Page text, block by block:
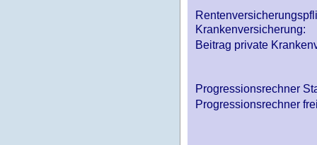
Krankenversicherung:
Beitrag private
Progressionsrechner
Progressionsrechner